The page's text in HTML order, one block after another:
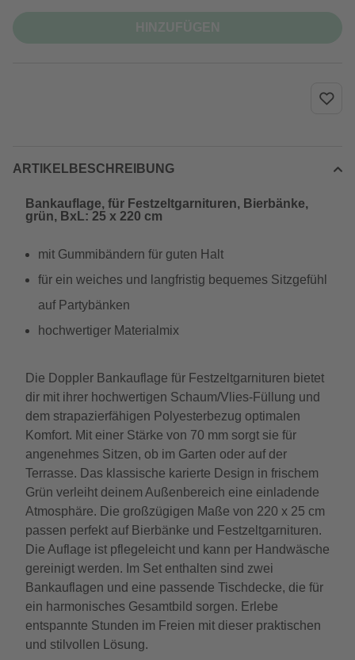
ARTIKELBESCHREIBUNG
Bankauflage, für Festzeltgarnituren, Bierbänke,
grün, BxL: 25 x 220 cm
mit Gummibändern für guten Halt
für ein weiches und langfristig bequemes Sitzgefühl
auf Partybänken
hochwertiger Materialmix
Die Doppler Bankauflage für Festzeltgarnituren bietet
dir mit ihrer hochwertigen Schaum/Vlies-Füllung und
dem strapazierfähigen Polyesterbezug optimalen
Komfort. Mit einer Stärke von 70 mm sorgt sie für
angenehmes Sitzen, ob im Garten oder auf der
Terrasse. Das klassische karierte Design in frischem
Grün verleiht deinem Außenbereich eine einladende
Atmosphäre. Die großzügigen Maße von 220 x 25 cm
passen perfekt auf Bierbänke und Festzeltgarnituren.
Die Auflage ist pflegeleicht und kann per Handwäsche
gereinigt werden. Im Set enthalten sind zwei
Bankauflagen und eine passende Tischdecke, die für
ein harmonisches Gesamtbild sorgen. Erlebe
entspannte Stunden im Freien mit dieser praktischen
und stilvollen Lösung.